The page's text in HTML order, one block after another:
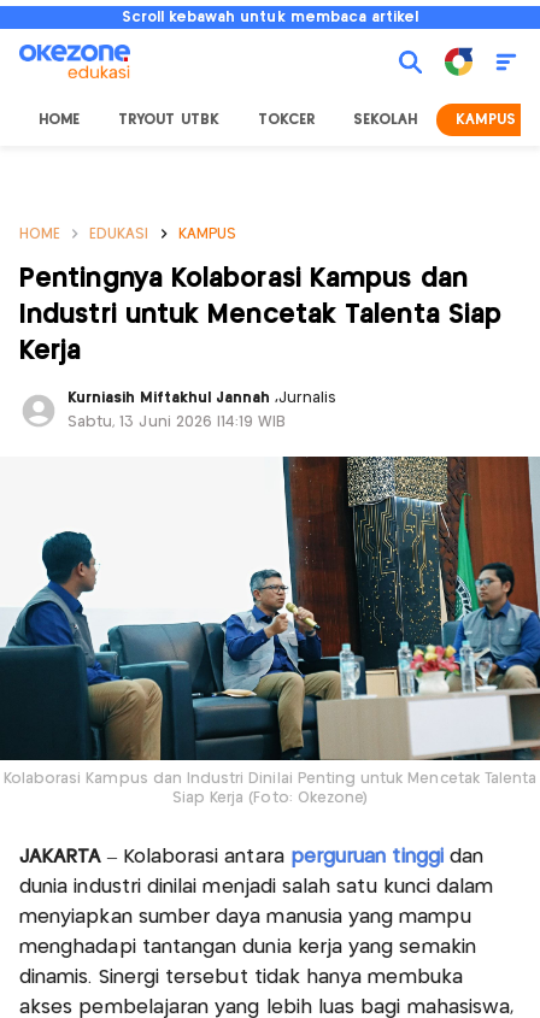
Scroll kebawah untuk membaca artikel
HOME TRYOUT UTBK TOKCER SEKOLAH KAMPUS
HOME EDUKASI KAMPUS
Pentingnya Kolaborasi Kampus dan
Industri untuk Mencetak Talenta Siap
Kerja
Kurniasih Miftakhul Jannah,Jurnalis
Sabtu, 13 Juni 2026 |14:19 WIB
Kolaborasi Kampus dan Industri Dinilai Penting untuk Mencetak Talenta
Siap Kerja (Foto: Okezone)
JAKARTA– Kolaborasi antara perguruan tinggidan
dunia industri dinilai menjadi salah satu kunci dalam
menyiapkan sumber daya manusia yang mampu
menghadapi tantangan dunia kerja yang semakin
dinamis. Sinergi tersebut tidak hanya membuka
akses pembelajaran yang lebih luas bagi mahasiswa,